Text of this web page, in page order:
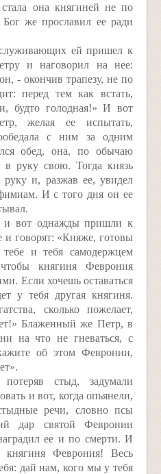
она княгиней не по
же прославил ее ради
ей пришел к
и наговорил на нее:
- окончив трапезу, не по
перед тем как встать,
будто голодная!» И вот
желая ее испытать,
с ним за одним
обед, она, по обычаю
в руку свою. Тогда князь
и, разжав ее, увидел
И с того дня он ее
и вот однажды пришли к
и говорят: «Княже, готовы
и тебя самодержцем
княгиня Феврония
Если хочешь оставаться
у тебя другая княгиня.
сколько пожелает,
Блаженный же Петр, в
на что не гневаться, с
об этом Февронии,
стыд, задумали
и вот, когда опьянели,
речи, словно псы
дар святой Февронии
ее и по смерти. И
княгиня Феврония! Весь
дай нам, кого мы у тебя